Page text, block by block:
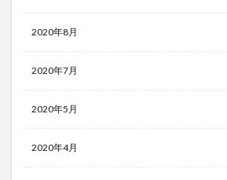
2020年8月
2020年7月
2020年5月
2020年4月